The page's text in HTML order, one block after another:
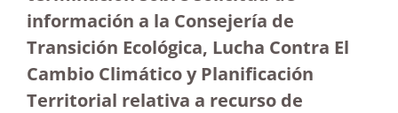
información a la Consejería de
Transición Ecológica, Lucha Contra El
Cambio Climático y Planificación
Territorial relativa a recurso de